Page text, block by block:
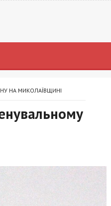
НА МИКОЛАЇВЩИНІ